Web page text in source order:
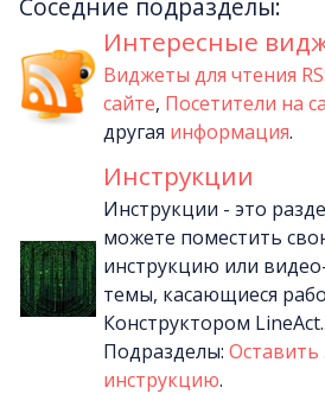
Интересные
Виджеты для чтения
сайте, Посетители на
другая информация.
Инструкции
Инструкции - это
можете поместить
инструкцию или
темы, касающиеся
Конструктором LineAct.
Подразделы: Оставить
инструкцию.